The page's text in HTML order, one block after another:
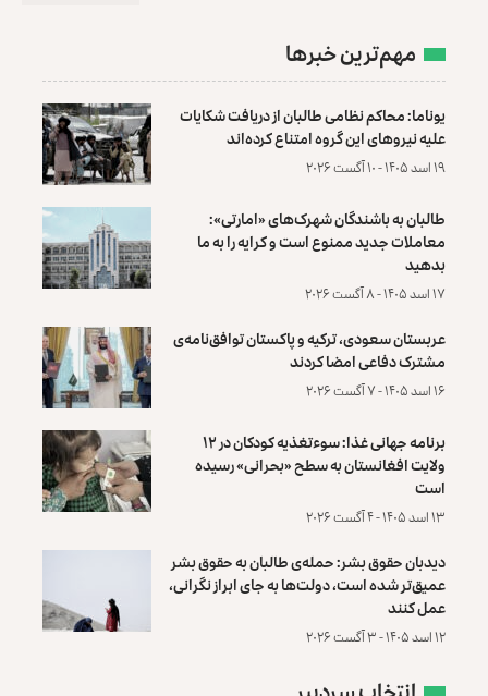
مهم‌ترین خبرها
یوناما: محاکم نظامی طالبان از دریافت شکایات
علیه نیروهای این گروه امتناع کرده‌اند
۱۹ اسد ۱۴۰۵ - ۱۰ آگست ۲۰۲۶
طالبان به باشندگان شهرک‌های «امارتی»:
معاملات جدید ممنوع است و کرایه را به ما
بدهید
۱۷ اسد ۱۴۰۵ - ۸ آگست ۲۰۲۶
عربستان سعودی، ترکیه و پاکستان توافق‌نامه‌ی
مشترک دفاعی امضا کردند
۱۶ اسد ۱۴۰۵ - ۷ آگست ۲۰۲۶
برنامه جهانی غذا: سوءتغذیه کودکان در ۱۲
ولایت افغانستان به سطح «بحرانی» رسیده
است
۱۳ اسد ۱۴۰۵ - ۴ آگست ۲۰۲۶
دیدبان حقوق بشر: حمله‌ی طالبان به حقوق بشر
عمیق‌تر شده است، دولت‌ها به جای ابراز نگرانی،
عمل کنند
۱۲ اسد ۱۴۰۵ - ۳ آگست ۲۰۲۶